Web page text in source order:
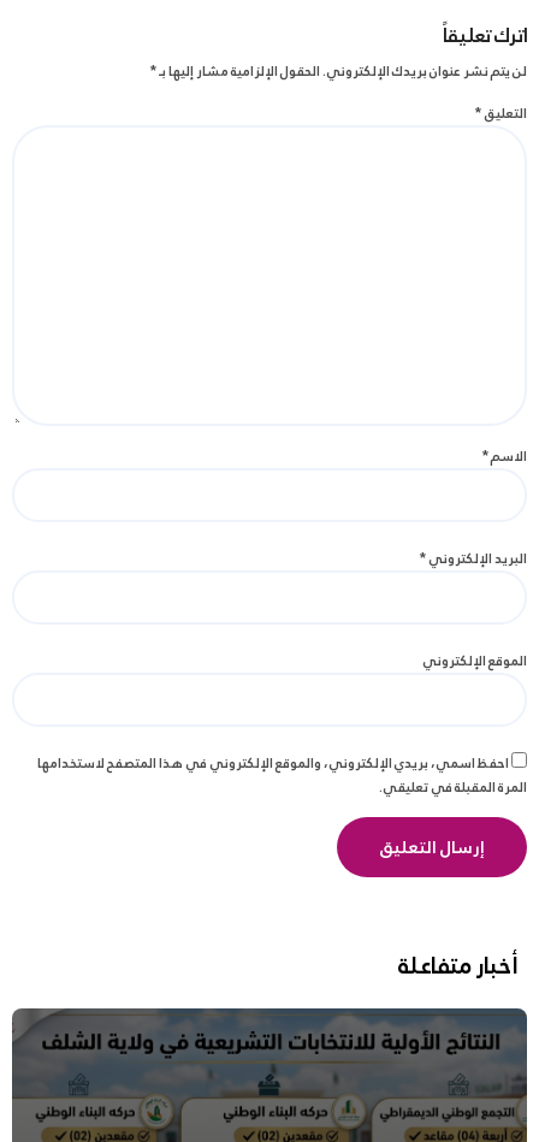
اترك تعليقاً
لن يتم نشر عنوان بريدك الإلكتروني.الحقول الإلزامية مشار إليها بـ*
التعليق*
الاسم*
البريد الإلكتروني*
الموقع الإلكتروني
احفظ اسمي، بريدي الإلكتروني، والموقع الإلكتروني في هذا المتصفح لاستخدامها
المرة المقبلة في تعليقي.
أخبار متفاعلة